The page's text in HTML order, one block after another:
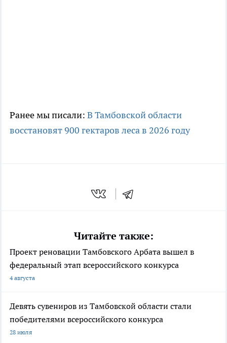
Ранее мы писали: В Тамбовской области
восстановят 900 гектаров леса в 2026 году
Читайте также:
Проект реновации Тамбовского Арбата вышел в
федеральный этап всероссийского конкурса
4 августа
Девять сувениров из Тамбовской области стали
победителями всероссийского конкурса
28 июля